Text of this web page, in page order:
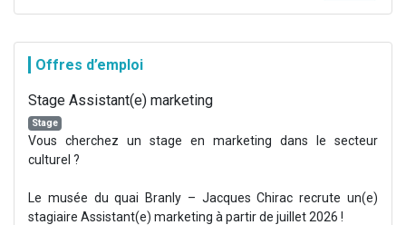
Offres d’emploi
Stage Assistant(e) marketing
Stage
Vous cherchez un stage en marketing dans le secteur
culturel ?
Le musée du quai Branly – Jacques Chirac recrute un(e)
stagiaire Assistant(e) marketing à partir de juillet 2026 !